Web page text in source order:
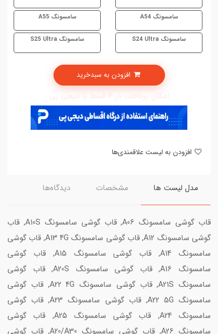
سامسونگ A54 سامسونگ A55
سامسونگ S24 Ultra سامسونگ S25 Ultra
امکان پرداخت در 4 قسط با دیجی پی
مدل لیست ها مشخصات دیدگاه‌ها
قاب گوشی سامسونگ A06, قاب گوشی سامسونگ A10S, قاب
گوشی سامسونگ A12, قاب گوشی سامسونگ A13 4G, قاب گوشی
سامسونگ A14, قاب گوشی سامسونگ A15, قاب گوشی
سامسونگ A16, قاب گوشی سامسونگ A20S, قاب گوشی
سامسونگ A21S, قاب گوشی سامسونگ A22 4G, قاب گوشی
سامسونگ A22 5G, قاب گوشی سامسونگ A23, قاب گوشی
سامسونگ A24, قاب گوشی سامسونگ A25, قاب گوشی
سامسونگ A26, قاب گوشی سامسونگ A20/A30, قاب گوشی